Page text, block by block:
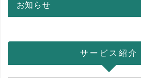
お知らせ
サービス紹介